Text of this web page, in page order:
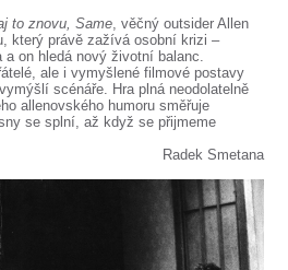
to znovu, Same, věčný outsider Allen
který právě zažívá osobní krizi –
on hledá nový životní balanc.
ale i vymyšlené filmové postavy
scénáře. Hra plná neodolatelně
allenovského humoru směřuje
se splní, až když se přijmeme
Radek Smetana